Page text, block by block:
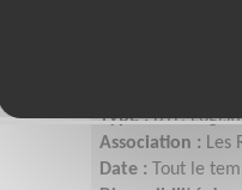
Frigoriste
Type :BTP,
Association : Les
Date : Tout le